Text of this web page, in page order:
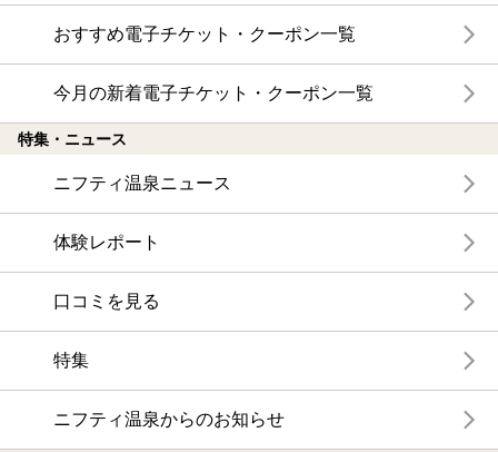
おすすめ電子チケット・クーポン一覧
今月の新着電子チケット・クーポン一覧
特集・ニュース
ニフティ温泉ニュース
体験レポート
口コミを見る
特集
ニフティ温泉からのお知らせ